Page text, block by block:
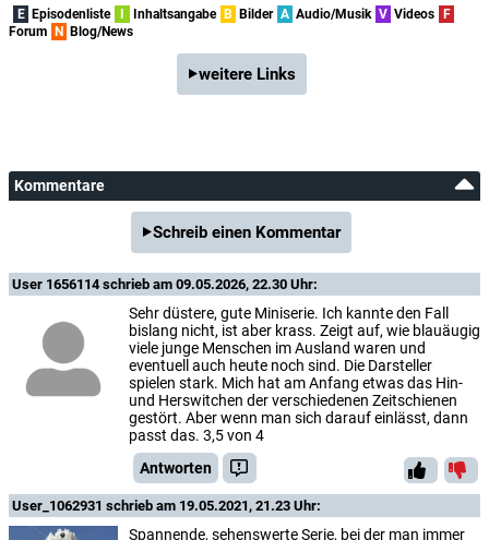
E Episodenliste Inhaltsangabe B Bilder A Audio/Musik V Videos
F
Forum
N Blog/News
weitere Links
Kommentare
Schreib einen Kommentar
User 1656114schrieb am 09.05.2026, 22.30 Uhr:
Sehr düstere, gute Miniserie. Ich kannte den Fall
bislang nicht, ist aber krass. Zeigt auf, wie blauäugig
viele junge Menschen im Ausland waren und
eventuell auch heute noch sind. Die Darsteller
spielen stark. Mich hat am Anfang etwas das Hin-
und Herswitchen der verschiedenen Zeitschienen
gestört. Aber wenn man sich darauf einlässt, dann
passt das. 3,5 von 4
Antworten
User_1062931 schrieb am 19.05.2021, 21.23 Uhr:
Spannende, sehenswerte Serie, bei der man immer